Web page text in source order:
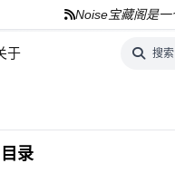
于 搜索
目录